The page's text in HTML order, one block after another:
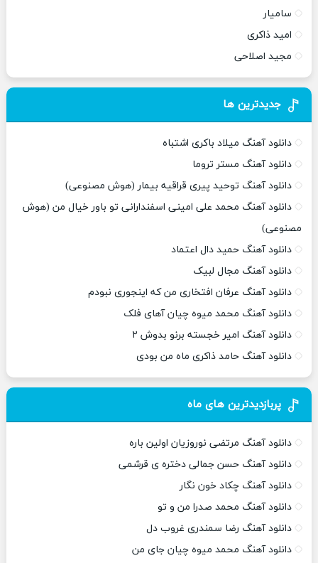
سامیار
امید ذاکری
مجید اصلاحی
جدیدترین ها
دانلود آهنگ میلاد باکری اشتباه
دانلود آهنگ مستر تروما
دانلود آهنگ توحید پیری قراقیه بیمار (هوش مصنوعی)
دانلود آهنگ محمد علی امینی اسفندارانی تو باور خیال من (هوش
مصنوعی)
دانلود آهنگ حمید دال اعتماد
دانلود آهنگ مجال لبیک
دانلود آهنگ عرفان افتخاری من که اینجوری نبودم
دانلود آهنگ محمد میوه چیان آهای فلک
دانلود آهنگ امیر خجسته برنو بدوش ۲
دانلود آهنگ حامد ذاکری ماه من بودی
پربازدیدترین های ماه
دانلود آهنگ مرتضی نوروزیان اولین باره
دانلود آهنگ حسن جمالی دختره ی قرشمی
دانلود آهنگ چکاد خون نگار
دانلود آهنگ محمد صدرا من و تو
دانلود آهنگ رضا سمندری غروب دل
دانلود آهنگ محمد میوه چیان جای من